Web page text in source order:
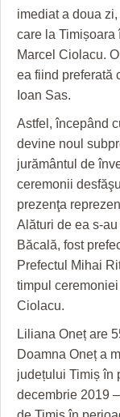
PRIMĂRIILE
SFATUL
SFATURI
imediat a doua
care la Timișoara
Marcel Ciolacu.
ea fiind preferată
Ioan Sas.
Astfel, începând
devine noul
jurământul de
ceremonii
prezenţa
Alături de ea s-
Băcală, fost
Prefectul Mihai
timpul
Ciolacu.
Liliana Oneț are
Doamna Oneț a
județului Timiș în
decembrie 2019